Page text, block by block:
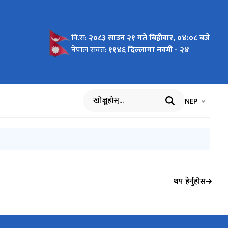
०७२) वि.सं: २०८३ साउन २१ गते बिहीबार, ०४:०८ बजे
नेपाल संवत: ११४६ दिल्लागा नवमी - २४
खोज्नुहोस् भाषा चयन
NEP
थप हेर्नुहोस